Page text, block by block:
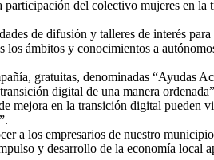
del colectivo mujeres en
de difusión y talleres de interés
ámbitos y conocimientos a
gratuitas, denominadas “Ayudas
digital de una manera
mejora en la transición digital
a los empresarios de nuestro
y desarrollo de la economía